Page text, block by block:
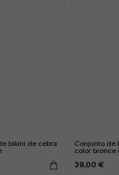
bikini de cebra Conjunto de
color bronce
39,00 €